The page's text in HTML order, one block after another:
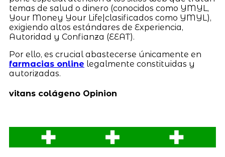
temas de salud o dinero (conocidos como YMYL,
Your Money Your Life|clasificados como YMYL),
exigiendo altos estándares de Experiencia,
Autoridad y Confianza (EEAT).
Por ello, es crucial abastecerse únicamente en
farmacias online legalmente constituidas y
autorizadas.
vitans colágeno Opinion